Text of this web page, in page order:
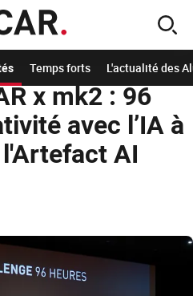
x mk2 : 96
avec l’IA à
AI
Temps forts L'actualité des